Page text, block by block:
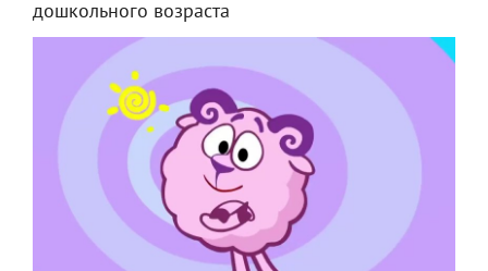
дошкольного возраста